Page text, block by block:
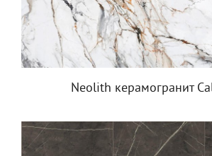
Neolith керамогранит